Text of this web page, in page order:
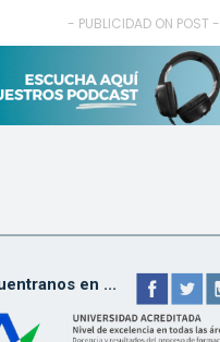
- PUBLICIDAD ON POST -
en ...